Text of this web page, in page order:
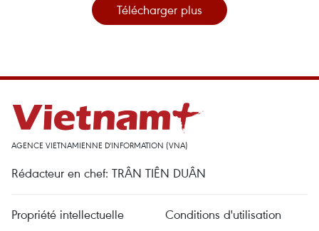
Télécharger plus
AGENCE VIETNAMIENNE D'INFORMATION (VNA)
Rédacteur en chef: TRÂN TIÊN DUÂN
Propriété intellectuelle Conditions d'utilisation